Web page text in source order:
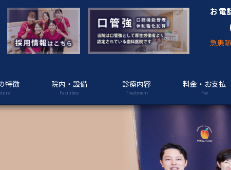
お電
急患
特徴 院内・設備
Facilities
診療内容
Treatment
料金・お支払
Fee